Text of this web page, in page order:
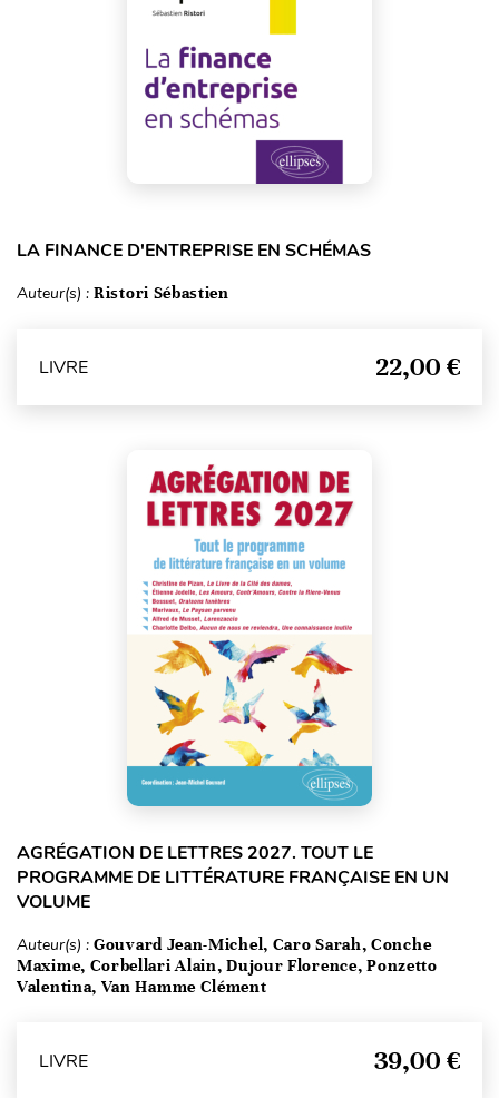
LA FINANCE D'ENTREPRISE EN SCHÉMAS
Auteur(s) : Ristori Sébastien
LIVRE 22,00 €
AGRÉGATION DE LETTRES 2027. TOUT LE
PROGRAMME DE LITTÉRATURE FRANÇAISE EN UN
VOLUME
Auteur(s) : Gouvard Jean-Michel, Caro Sarah, Conche
Maxime, Corbellari Alain, Dujour Florence, Ponzetto
Valentina, Van Hamme Clément
LIVRE 39,00 €